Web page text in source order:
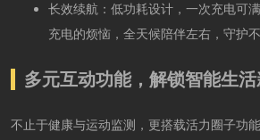
长效续航：低功耗设计，一次充电可
充电的烦恼，全天候陪伴左右，守护不
多元互动功能，解锁智能生
不止于健康与运动监测，更搭载活力圈子功